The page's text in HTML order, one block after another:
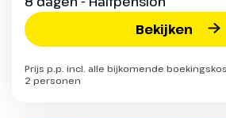
Bekijken
Prijs p.p. incl. alle bijkomende
2 personen